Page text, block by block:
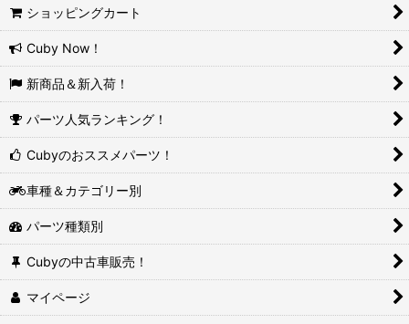
ショッピングカート
Cuby Now！
新商品＆新入荷！
パーツ人気ランキング！
Cubyのおススメパーツ！
車種＆カテゴリー別
パーツ種類別
Cubyの中古車販売！
マイページ